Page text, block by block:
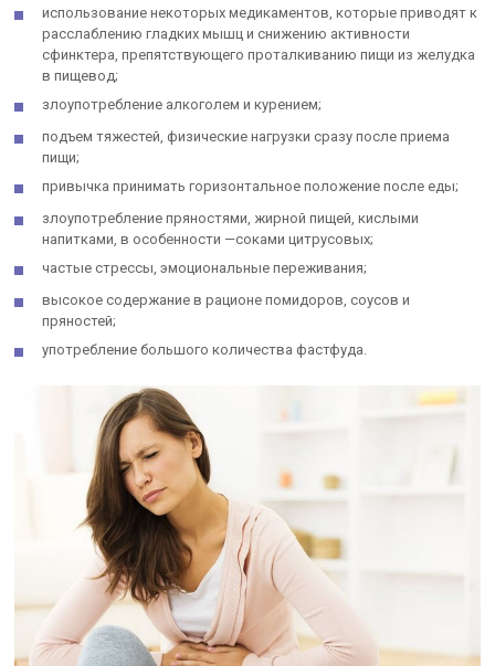
использование некоторых медикаментов, которые приводят к
расслаблению гладких мышц и снижению активности
сфинктера, препятствующего проталкиванию пищи из желудка
в пищевод;
злоупотребление алкоголем и курением;
подъем тяжестей, физические нагрузки сразу после приема
пищи;
привычка принимать горизонтальное положение после еды;
злоупотребление пряностями, жирной пищей, кислыми
напитками, в особенности —соками цитрусовых;
частые стрессы, эмоциональные переживания;
высокое содержание в рационе помидоров, соусов и
пряностей;
употребление большого количества фастфуда.